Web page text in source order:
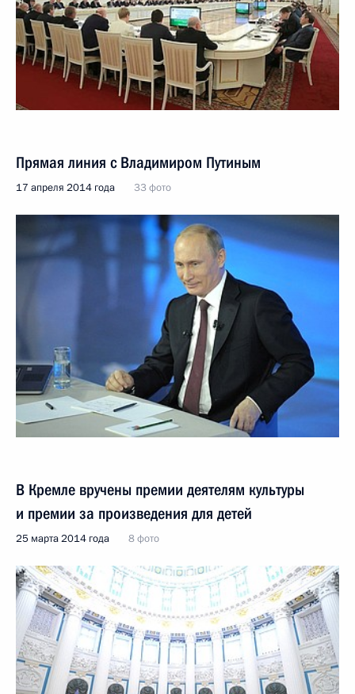
Прямая линия с Владимиром Путиным
17 апреля 2014 года 33 фото
В Кремле вручены премии деятелям культуры
и премии за произведения для детей
25 марта 2014 года 8 фото